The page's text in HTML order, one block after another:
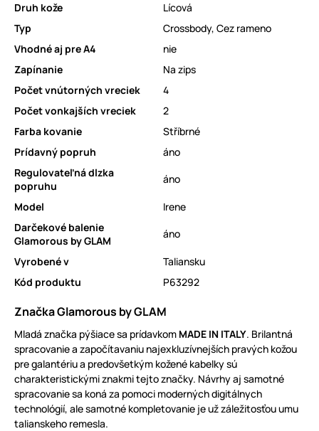
Druh kože
Lícová
Typ
Crossbody, Cez rameno
Vhodné aj pre A4
nie
Zapínanie
Na zips
Počet vnútorných vreciek
4
Počet vonkajších vreciek
2
Farba kovanie
Stříbrné
Prídavný popruh
áno
Regulovateľná dlzka
popruhu
áno
Model
Irene
Darčekové balenie
Glamorous by GLAM
áno
Vyrobené v
Taliansku
Kód produktu
P63292
Značka Glamorous by GLAM
Mladá značka pýšiace sa prídavkom MADE IN ITALY. Brilantná
spracovanie a započítavaniu najexkluzívnejších pravých kožou
pre galantériu a predovšetkým kožené kabelky sú
charakteristickými znakmi tejto značky. Návrhy aj samotné
spracovanie sa koná za pomoci moderných digitálnych
technológií, ale samotné kompletovanie je už záležitosťou umu
talianskeho remesla.